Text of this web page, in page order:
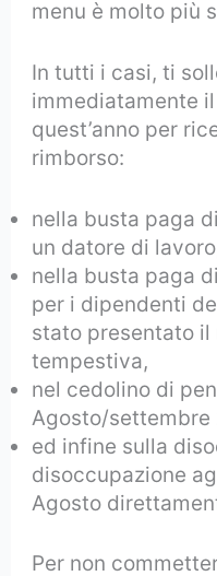
menu è molto più
In tutti i casi, ti
immediatamente
quest’anno per
rimborso:
nella busta paga
un datore di
nella busta paga
per i dipendenti
stato presentato il
tempestiva,
nel cedolino di
Agosto/settembre
ed infine sulla
disoccupazione
Agosto
Per non